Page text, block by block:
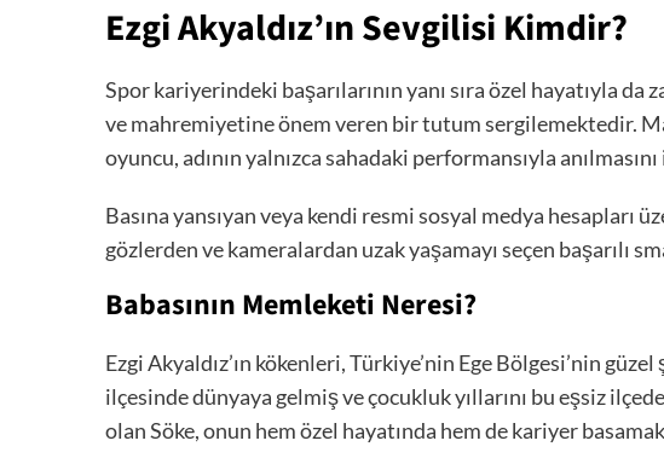
Ezgi Akyaldız’ın Sevgilisi Kimdir?
Spor kariyerindeki başarılarının yanı sıra özel hayatıyla
ve mahremiyetine önem veren bir tutum sergilemektedir.
oyuncu, adının yalnızca sahadaki performansıyla
Basına yansıyan veya kendi resmi sosyal medya hesapları
gözlerden ve kameralardan uzak yaşamayı seçen başarılı
Babasının Memleketi Neresi?
Ezgi Akyaldız’ın kökenleri, Türkiye’nin Ege Bölgesi’nin
ilçesinde dünyaya gelmiş ve çocukluk yıllarını bu eşsiz
olan Söke, onun hem özel hayatında hem de kariyer